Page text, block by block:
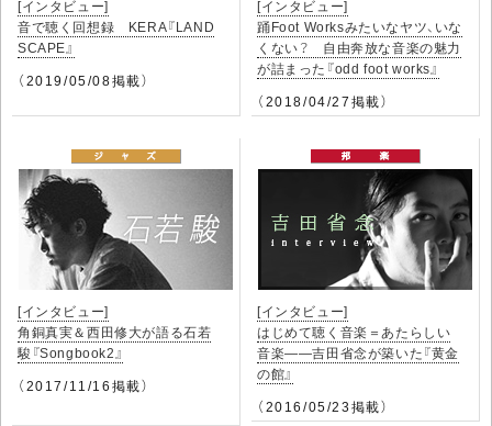
[インタビュー]
音で聴く回想録 KERA『LAND
SCAPE』
（2019/05/08掲載）
[インタビュー]
踊Foot Worksみたいなヤツ、いな
くない？ 自由奔放な音楽の魅力
が詰まった『odd foot works』
（2018/04/27掲載）
[インタビュー]
角銅真実＆西田修大が語る石若
駿『Songbook2』
（2017/11/16掲載）
[インタビュー]
はじめて聴く音楽＝あたらしい
音楽――吉田省念が築いた『黄金
の館』
（2016/05/23掲載）